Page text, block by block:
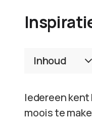
Inhoud
Iedereen
moois te